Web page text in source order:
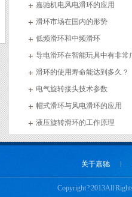
嘉驰机电风电滑环的应用
滑环市场在国内的形势
低频滑环和中频滑环
导电滑环在智能玩具中有非常
滑环的使用寿命能达到多久？
电气旋转接头技术参数
帽式滑环与风电滑环的应用
液压旋转滑环的工作原理
关于嘉驰 ︱
Copyright ? 2013 All